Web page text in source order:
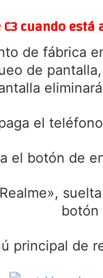
cuando
de fábrica
de
el
el botón de
botón
principal de